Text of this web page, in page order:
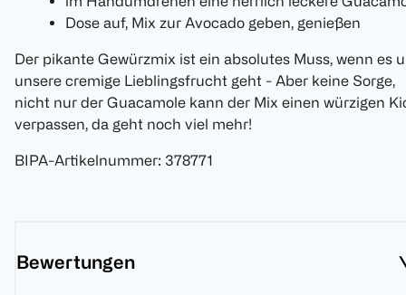
Dose auf, Mix zur Avocado geben, genießen
Der pikante Gewürzmix ist ein absolutes Muss, wenn es
unsere cremige Lieblingsfrucht geht - Aber keine Sorge,
nicht nur der Guacamole kann der Mix einen würzigen
verpassen, da geht noch viel mehr!
BIPA-Artikelnummer: 378771
Bewertungen